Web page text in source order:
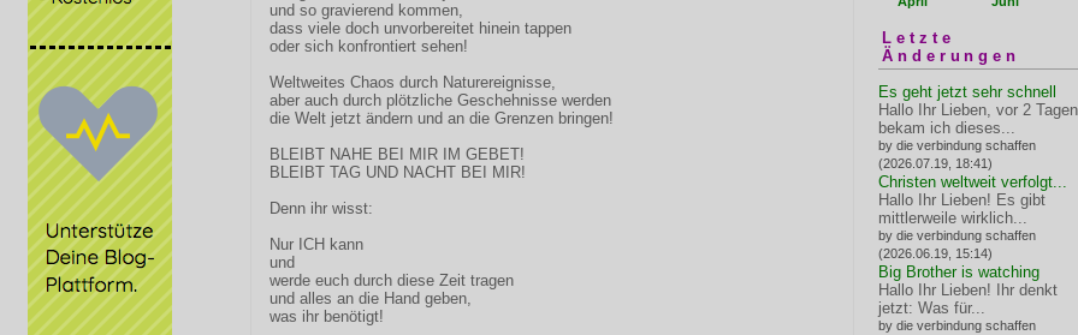
und so gravierend kommen,
dass viele doch unvorbereitet hinein tappen
oder sich konfrontiert sehen!
Weltweites Chaos durch Naturereignisse,
aber auch durch plötzliche Geschehnisse werden
die Welt jetzt ändern und an die Grenzen bringen!
BLEIBT NAHE BEI MIR IM GEBET!
BLEIBT TAG UND NACHT BEI MIR!
Denn ihr wisst:
Nur ICH kann
und
werde euch durch diese Zeit tragen
und alles an die Hand geben,
was ihr benötigt!
Letzte
Änderungen
Es geht jetzt sehr schnell
Hallo Ihr Lieben, vor 2 Tagen
bekam ich dieses...
by die verbindung schaffen
(2026.07.19, 18:41)
Christen weltweit verfolgt...
Hallo Ihr Lieben! Es gibt
mittlerweile wirklich...
by die verbindung schaffen
(2026.06.19, 15:14)
Big Brother is watching
Hallo Ihr Lieben! Ihr denkt
jetzt: Was für...
by die verbindung schaffen